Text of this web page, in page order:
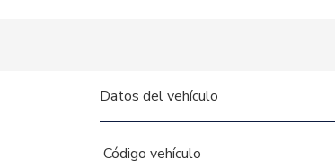
Datos del vehículo
Código vehículo